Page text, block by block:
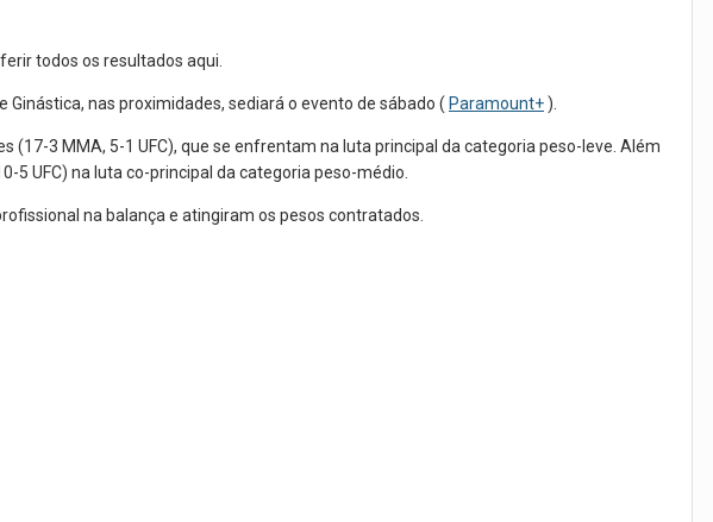
todos os resultados aqui.
nas proximidades, sediará o evento de sábado (Paramount+).
(17-3 MMA, 5-1 UFC), que se enfrentam na luta principal da categoria peso-leve. Além
5 UFC) na luta co-principal da categoria peso-médio.
na balança e atingiram os pesos contratados.